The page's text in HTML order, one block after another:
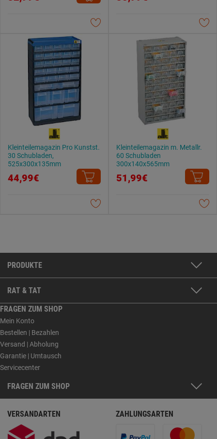
Kleinteilemagazin Pro Kunstst.
30 Schubladen,
525x300x135mm
44,99€
Kleinteilemagazin m. Metallr.
60 Schubladen
300x140x565mm
51,99€
PRODUKTE
RAT & TAT
FRAGEN ZUM SHOP
Mein Konto
Bestellen | Bezahlen
Versand | Abholung
Garantie | Umtausch
Servicecenter
FRAGEN ZUM SHOP
VERSANDARTEN ZAHLUNGSARTEN